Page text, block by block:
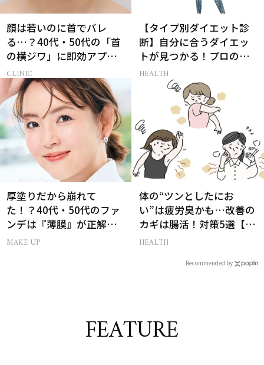
顔は若いのに首でバレ
る…？40代・50代の「首
の横ジワ」に即効アプロ
ーチする最新美容医療と
は
CLINIC
【タイプ別ダイエット診
断】自分に合うダイエッ
トが見つかる！プロの教
える体質別ダイエット方
HEALTH
厚塗りだから崩れて
た！？40代・50代のファ
ンデは『薄膜』が正解で
した
MAKE UP
体の“ツンとしたにお
い”は疲労臭かも…改善の
カギは腸活！対策5選【医
師監修】
HEALTH
Recommended by
FEATURE